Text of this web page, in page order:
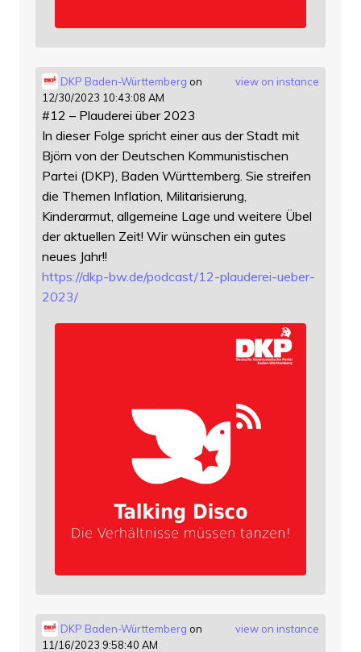
view on instance
DKP Baden-Württemberg on
12/30/2023 10:43:08 AM
#12 – Plauderei über 2023
In dieser Folge spricht einer aus der Stadt mit
Björn von der Deutschen Kommunistischen
Partei (DKP), Baden Württemberg. Sie streifen
die Themen Inflation, Militarisierung,
Kinderarmut, allgemeine Lage und weitere Übel
der aktuellen Zeit! Wir wünschen ein gutes
neues Jahr!!
https://dkp-bw.de/podcast/12-plauderei-ueber-
2023/
view on instance
DKP Baden-Württemberg on
11/16/2023 9:58:40 AM